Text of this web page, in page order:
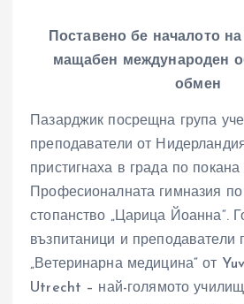
Поставено бе началото
мащабен международен
обмен
Пазарджик посрещна група
преподаватели от
пристигнаха в града по покана
Професионалната гимназия по
стопанство „Царица Йоанна“.
възпитаници и преподаватели
„Ветеринарна медицина“ от
Utrecht – най-голямото